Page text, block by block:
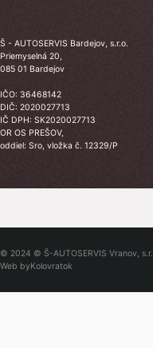
Š - AUTOSERVIS Bardejov, s.r.o.
Priemyselná 20,
085 01 Bardejov
IČO: 36468142
DIČ: 2020027713
IČ DPH: SK2020027713
OR OS PREŠOV,
oddiel: Sro, vložka č. 12329/P
© 2024 © Š-AUTOSERVIS Vranov,
Web byKolovratok